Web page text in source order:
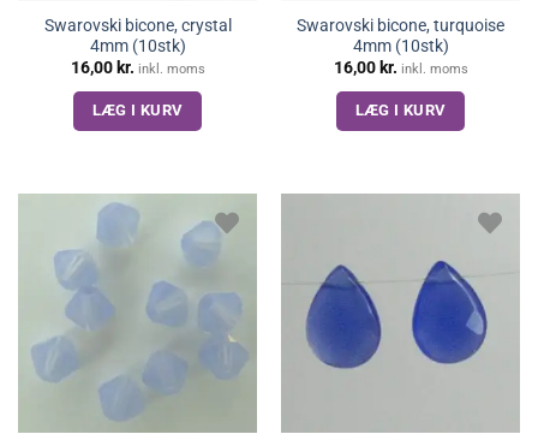
Swarovski bicone, crystal
4mm (10stk)
16,00 kr. inkl. moms
LÆG I KURV
Swarovski bicone, turquoise
4mm (10stk)
16,00 kr. inkl. moms
LÆG I KURV